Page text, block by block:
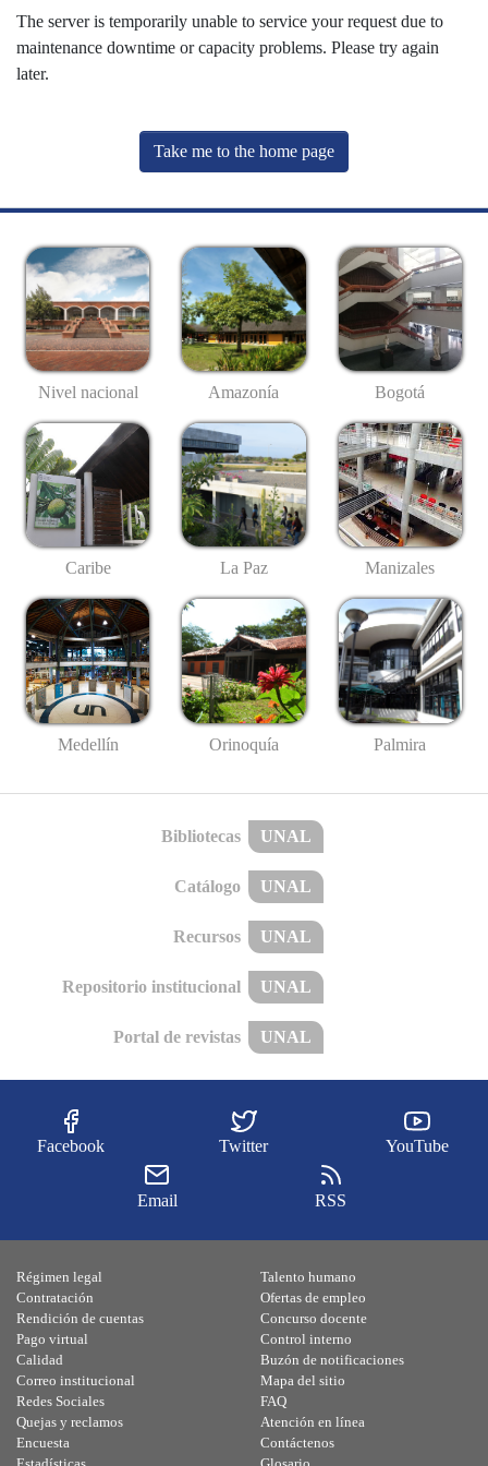
The server is temporarily unable to service your request due to
maintenance downtime or capacity problems. Please try again
later.
Take me to the home page
Nivel nacional Amazonía Bogotá
Caribe La Paz Manizales
Medellín Orinoquía Palmira
Bibliotecas UNAL
Catálogo UNAL
Recursos UNAL
Repositorio institucional UNAL
Portal de revistas UNAL
Facebook Twitter YouTube
Email RSS
Régimen legal
Contratación
Rendición de cuentas
Pago virtual
Calidad
Talento humano
Ofertas de empleo
Concurso docente
Control interno
Buzón de notificaciones
Correo institucional
Redes Sociales
Quejas y reclamos
Encuesta
Mapa del sitio
FAQ
Atención en línea
Contáctenos